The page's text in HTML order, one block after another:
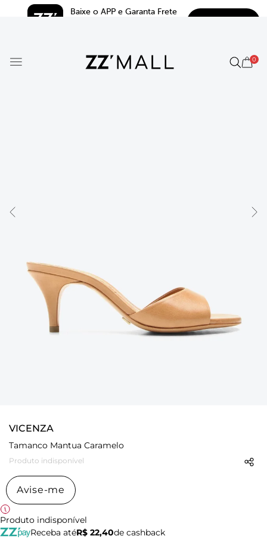
Baixe o APP e Garanta Frete
0
VICENZA
Tamanco Mantua Caramelo
Produto indisponível
Avise-me
Produto indisponível
Receba atéR$ 22,40de cashback